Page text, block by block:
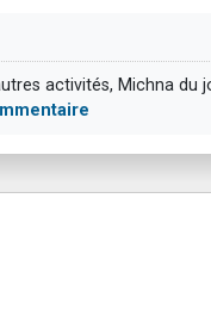
activités, Michna du